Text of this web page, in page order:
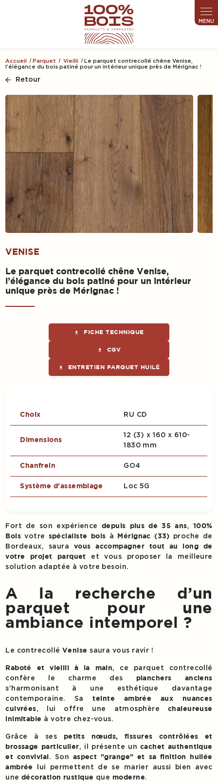
Accueil Parquet Vieilli
Le parquet contrecollé chêne Venise,
l’élégance du bois patiné pour un intérieur unique près de Mérignac !
Retour
VENISE
Le parquet contrecollé chêne Venise,
l’élégance du bois patiné pour un intérieur
unique près de Mérignac !
get_app FICHE TECHNIQUE
get_app CGV
get_app ENTRETIEN PARQUET HUILÉ
Choix RU CD
Dimensions
12 (3) x 160 x 610-
1830 mm
Chanfrein GO4
Système d'assemblage Loc 5G
Fort de son expérience depuis plus de 35 ans, 100%
Boisvotre spécialiste bois à Mérignac (33)
proche de
Bordeaux, saura
vous accompagner tout au long de
votre projet parquet
et vous proposer la meilleure
solution adaptée à votre besoin.
A la recherche d’un
parquet pour une
ambiance intemporel ?
Le contrecollé Venise saura vous ravir !
Raboté et vieilli à la main, ce parquet contrecollé
confère le charme des
planchers anciens
s’harmonisant à une esthétique davantage
contemporaine. Sateinte ambrée aux nuances
cuivrées, lui offre une atmosphère chaleureuse
inimitable à votre chez-vous.
Grâce à ses
petits nœuds, fissures contrôlées et
brossage particulier, il présente uncachet authentique
et convivial . Son
aspect "grange" et sa finition huilée
ambrée
lui permettent de se marier aussi bien avec
unedécoration rustique que moderne.
Panneau de gestion des cookies